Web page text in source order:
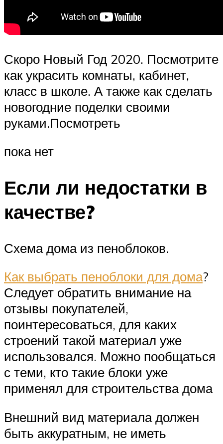
Скоро Новый Год 2020. Посмотрите
как украсить комнаты, кабинет,
класс в школе. А также как сделать
новогодние поделки своими
руками.Посмотреть
пока нет
Если ли недостатки в
качестве?
Схема дома из пеноблоков.
Как выбрать пеноблоки для дома?
Следует обратить внимание на
отзывы покупателей,
поинтересоваться, для каких
строений такой материал уже
использовался. Можно пообщаться
с теми, кто такие блоки уже
применял для строительства дома
Внешний вид материала должен
быть аккуратным, не иметь